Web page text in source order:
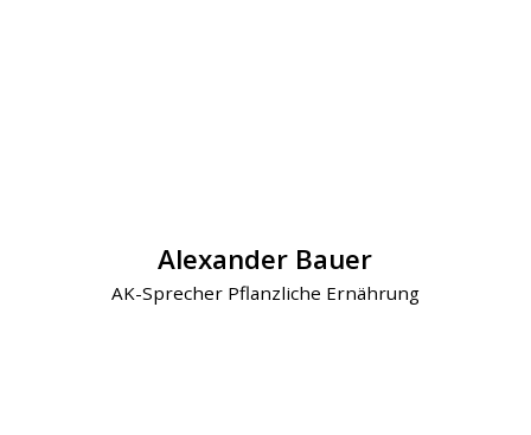
Alexander Bauer
AK-Sprecher Pflanzliche Ernährung